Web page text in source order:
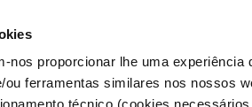
nos proporcionar lhe uma experiência
ferramentas similares nos nossos